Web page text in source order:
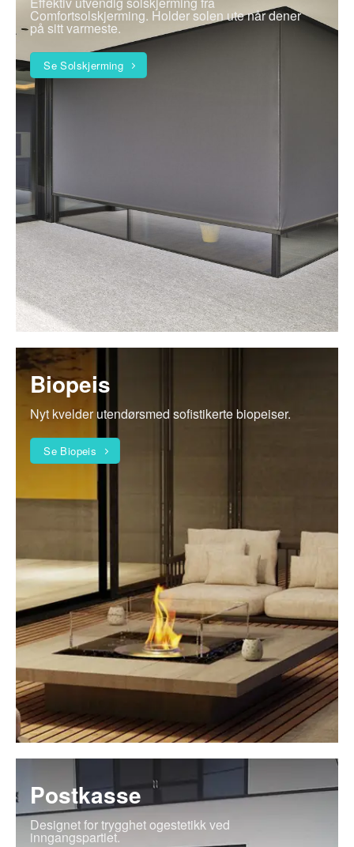
Comfortsolskjerming. Holder solen ute når dener
på sitt varmeste.
Se Solskjerming
Biopeis
Nyt kvelder utendørsmed sofistikerte biopeiser.
Se Biopeis
Postkasse
Designet for trygghet ogestetikk ved
inngangspartiet.